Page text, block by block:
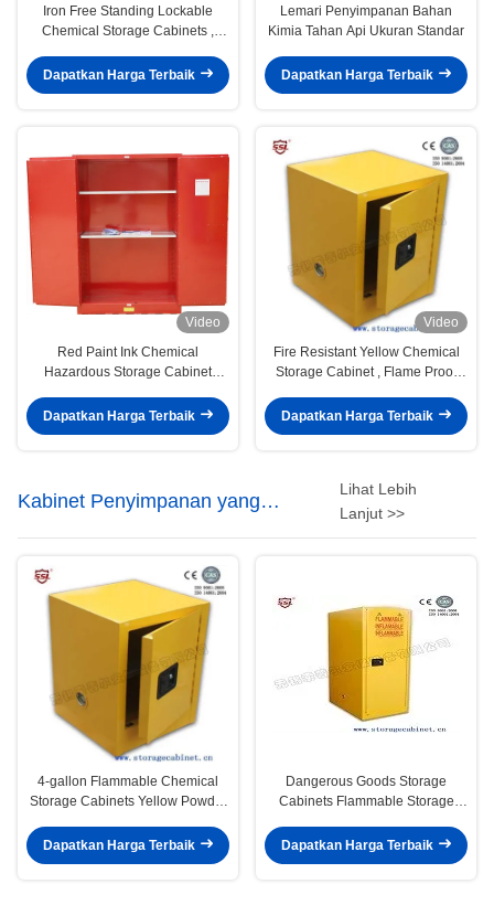
Iron Free Standing Lockable
Chemical Storage Cabinets ,
Dapatkan Harga Terbaik
Lemari Penyimpanan Bahan
Kimia Tahan Api Ukuran Standar
Dapatkan Harga Terbaik
Video
Red Paint Ink Chemical
Hazardous Storage Cabinet
Dapatkan Harga Terbaik
Video
Fire Resistant Yellow Chemical
Storage Cabinet , Flame Proof
storage
Dapatkan Harga Terbaik
Kabinet Penyimpanan yang
Flammable
Lihat Lebih
Lanjut >>
4-gallon Flammable Chemical
Storage Cabinets Yellow Powder
Dapatkan Harga Terbaik
Dangerous Goods Storage
Cabinets Flammable Storage
Dapatkan Harga Terbaik